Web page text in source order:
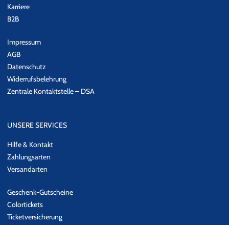
Karriere
B2B
Impressum
AGB
Datenschutz
Widerrufsbelehrung
Zentrale Kontaktstelle – DSA
UNSERE SERVICES
Hilfe & Kontakt
Zahlungsarten
Versandarten
Geschenk-Gutscheine
Colortickets
Ticketversicherung